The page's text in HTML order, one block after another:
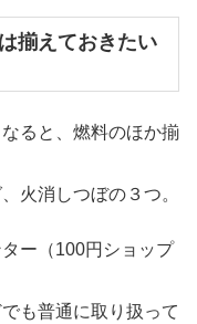
揃えておきたい
ると、燃料のほか揃
火消しつぼの３つ。
ー（100円ショップ
も普通に取り扱って